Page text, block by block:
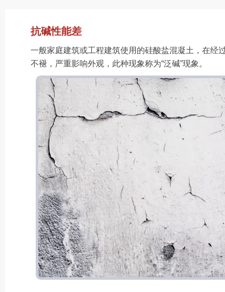
抗碱性能差
一般家庭建筑或工程建筑使用的硅酸盐混凝土，在经
不褪，严重影响外观，此种现象称为“泛碱”现象。